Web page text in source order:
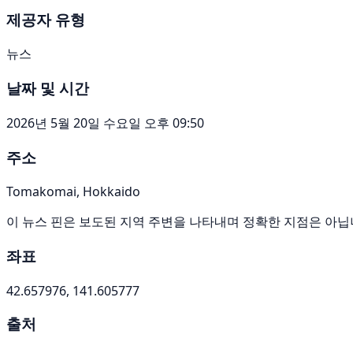
제공자 유형
뉴스
날짜 및 시간
2026년 5월 20일 수요일 오후 09:50
주소
Tomakomai, Hokkaido
이 뉴스 핀은 보도된 지역 주변을 나타내며 정확한 지점은 아
좌표
42.657976, 141.605777
출처